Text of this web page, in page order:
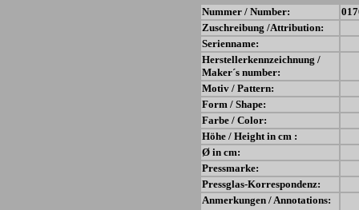
Nummer / Number:
Zuschreibung /Attribution:
Serienname:
Herstellerkennzeichnung /
Maker´s number:
Motiv / Pattern:
Form / Shape:
Farbe / Color:
Höhe / Height in cm :
Ø in cm:
Pressmarke:
Pressglas-Korrespondenz:
Anmerkungen / Annotations: